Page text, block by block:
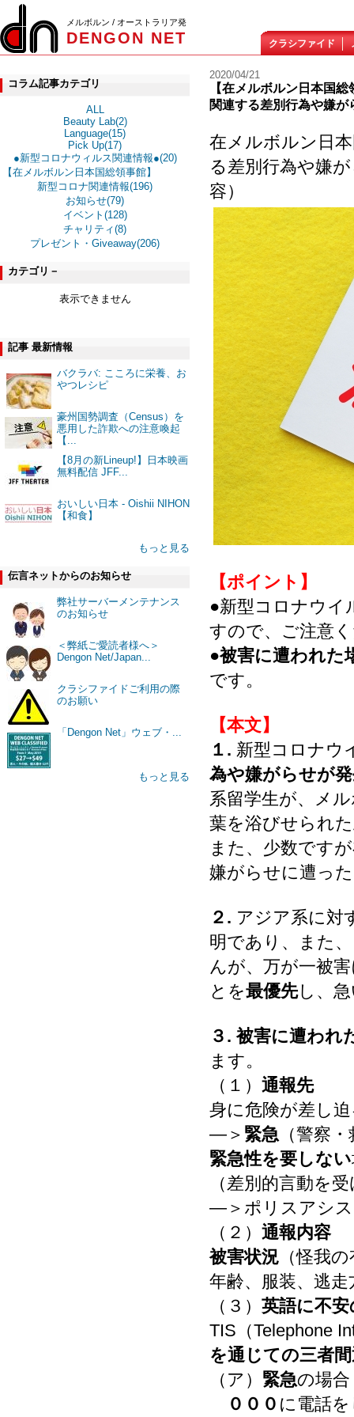
メルボルン / オーストラリア発
DENGON NET クラシファイド
コラム記事カテゴリ
ALL
Beauty Lab(2)
Language(15)
Pick Up(17)
●新型コロナウィルス関連情報●(20)
【在メルボルン日本国総領事館】
新型コロナ関連情報(196)
お知らせ(79)
イベント(128)
チャリティ(8)
プレゼント・Giveaway(206)
カテゴリ－
表示できません
記事 最新情報
バクラバ: こころに栄養、お
やつレシピ
豪州国勢調査（Census）を
悪用した詐欺への注意喚起
【...
【8月の新Lineup!】日本映画
無料配信 JFF...
おいしい日本 - Oishii NIHON
【和食】
もっと見る
伝言ネットからのお知らせ
弊社サーバーメンテナンス
のお知らせ
＜弊紙ご愛読者様へ＞
Dengon Net/Japan...
クラシファイドご利用の際
のお願い
「Dengon Net」ウェブ・...
もっと見る
2020/04/21
【在メルボルン日本国
関連する差別行為や嫌が
在メルボルン日
る差別行為や嫌
容）
【ポイント】
●新型コロナウイ
すので、ご注意
●被害に遭われた
です。
【本文】
１. 新型コロナウ
為や嫌がらせが
系留学生が、メ
葉を浴びせられ
また、少数です
嫌がらせに遭っ
２. アジア系に対
明であり、また
んが、万が一被
とを最優先し、
３.被害に遭われ
ます。
（１） 通報先
身に危険が差し
―＞ 緊急 （警察
緊急性を要しない
（差別的言動を
―＞ポリスアシ
（２） 通報内容
被害状況 （怪我
年齢、服装、逃走
（３） 英語に不
TIS（Telephone
を通じての三者
（ア） 緊急の場合
０００ に電話